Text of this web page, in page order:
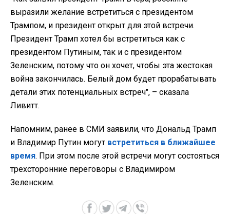
выразили желание встретиться с президентом
Трампом, и президент открыт для этой встречи.
Президент Трамп хотел бы встретиться как с
президентом Путиным, так и с президентом
Зеленским, потому что он хочет, чтобы эта жестокая
война закончилась. Белый дом будет прорабатывать
детали этих потенциальных встреч", – сказала
Ливитт.
Напомним, ранее в СМИ заявили, что Дональд Трамп
и Владимир Путин могут встретиться в ближайшее
время. При этом после этой встречи могут состояться
трехсторонние переговоры с Владимиром
Зеленским.